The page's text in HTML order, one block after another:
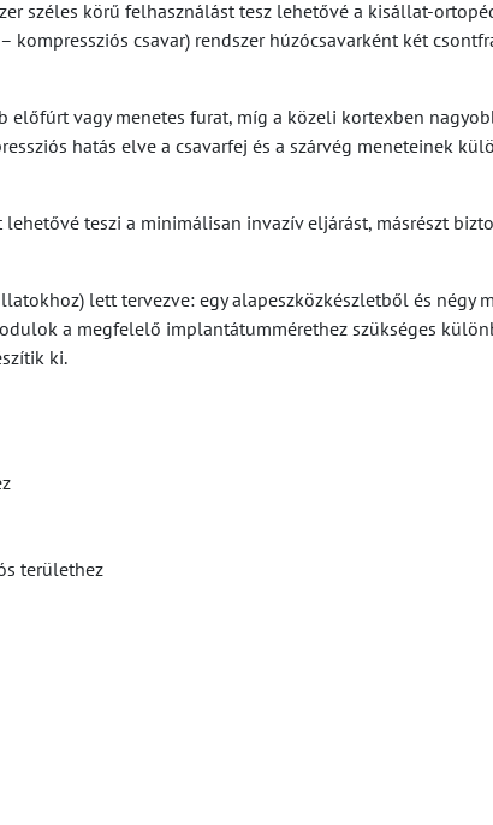
széles körű felhasználást tesz lehetővé a kisállat-
csavar) rendszer húzócsavarként két
vagy menetes furat, míg a közeli kortexben
hatás elve a csavarfej és a szárvég meneteinek
teszi a minimálisan invazív eljárást, másrészt
lett tervezve: egy alapeszközkészletből és négy
a megfelelő implantátummérethez szükséges
ki.
területhez